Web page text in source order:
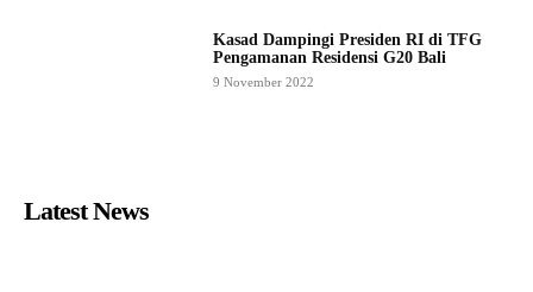
Kasad Dampingi Presiden RI di TFG
Pengamanan Residensi G20 Bali
9 November 2022
Latest News